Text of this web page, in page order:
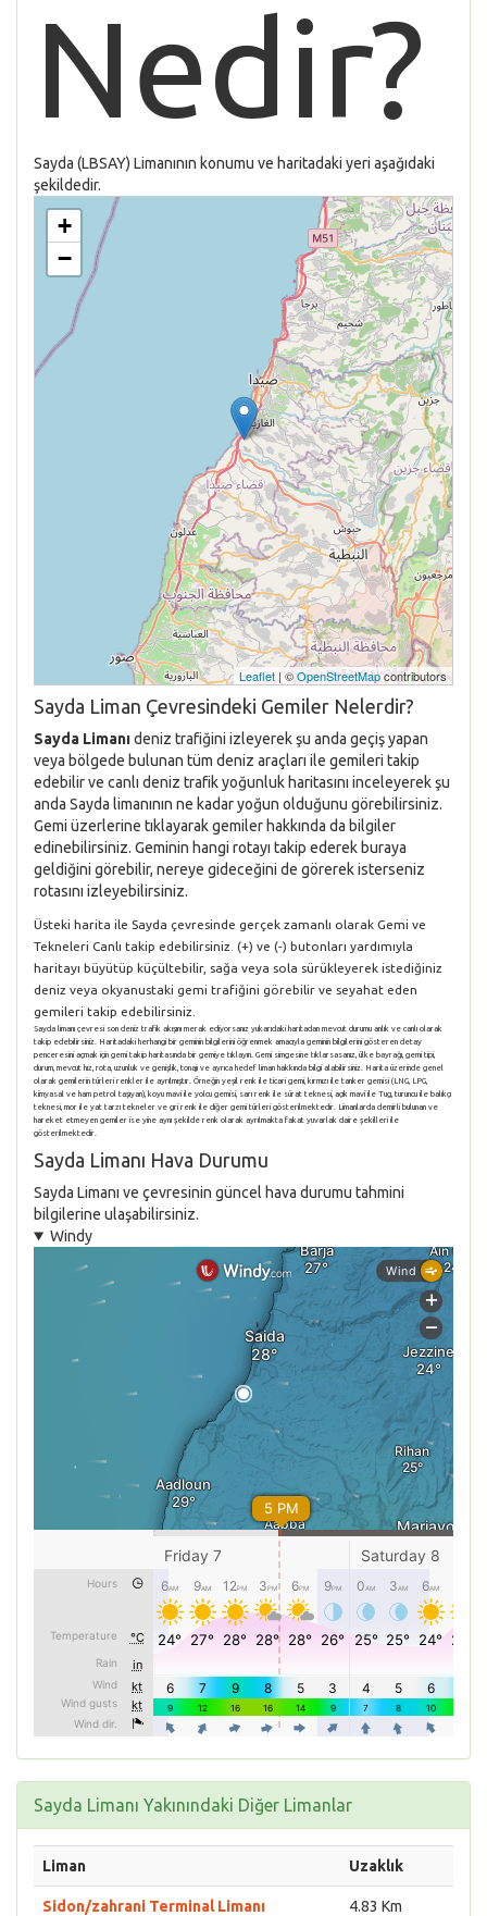
Nedir?
Sayda (LBSAY) Limanının konumu ve haritadaki yeri aşağıdaki
şekildedir.
+
−
Leaflet | ©OpenStreetMapcontributors
Sayda Liman Çevresindeki Gemiler Nelerdir?
Sayda Limanıdeniz trafiğini izleyerek şu anda geçiş yapan
veya bölgede bulunan tüm deniz araçları ile gemileri takip
edebilir ve canlı deniz trafik yoğunluk haritasını inceleyerek şu
anda Sayda limanının ne kadar yoğun olduğunu görebilirsiniz.
Gemi üzerlerine tıklayarak gemiler hakkında da bilgiler
edinebilirsiniz. Geminin hangi rotayı takip ederek buraya
geldiğini görebilir, nereye gideceğini de görerek isterseniz
rotasını izleyebilirsiniz.
Üsteki harita ile Sayda çevresinde gerçek zamanlı olarak Gemi ve
Tekneleri Canlı takip edebilirsiniz. (+) ve (-) butonları yardımıyla
haritayı büyütüp küçültebilir, sağa veya sola sürükleyerek istediğiniz
deniz veya okyanustaki gemi trafiğini görebilir ve seyahat eden
gemileri takip edebilirsiniz.
Sayda limanı çevresi son deniz trafik akışını merak ediyorsanız yukarıdaki haritadan mevcut durumu anlık ve canlı olarak
takip edebilirsiniz. Haritadaki herhangi bir geminin bilgilerini öğrenmek amacıyla geminin bilgilerini gösteren detay
penceresini açmak için gemi takip haritasında bir gemiye tıklayın. Gemi simgesine tıklarsasanız, ülke bayrağı, gemi tipi,
durum, mevcut hız, rota, uzunluk ve genişlik, tonajı ve ayrıca hedef liman hakkında bilgi alabilirsiniz. Harita üzerinde genel
olarak gemilerin türleri renkler ile ayrılmıştır. Örneğin yeşil renk ile ticari gemi, kırmızı ile tanker gemisi (LNG, LPG,
kimyasal ve ham petrol taşıyan), koyu mavi ile yolcu gemisi, sarı renk ile sürat teknesi, açık mavi ile Tug, turuncu ile balıkçı
teknesi, mor ile yat tarzı tekneler ve gri renk ile diğer gemi türleri gösterilmektedir. Limanlarda demirli bulunan ve
hareket etmeyen gemiler ise yine aynı şekilde renk olarak ayrılmakta fakat yuvarlak daire şekilleri ile
gösterilmektedir.
Sayda Limanı Hava Durumu
Sayda Limanı ve çevresinin güncel hava durumu tahmini
bilgilerine ulaşabilirsiniz.
Windy
Sayda Limanı Yakınındaki Diğer Limanlar
Liman Uzaklık
Sidon/zahrani Terminal Limanı 4.83 Km